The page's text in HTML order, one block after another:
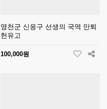
영천군 신응구 선생의 국역 만퇴
헌유고
100,000원